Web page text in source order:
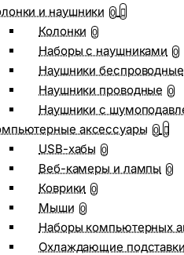
и наушники 0
Колонки 0
Наборы с наушниками 0
Наушники беспроводные
Наушники проводные 0
Наушники с
аксессуары 0
USB-хабы 0
Веб-камеры и лампы 0
Коврики 0
Мыши 0
Наборы компьютерных
Охлаждающие